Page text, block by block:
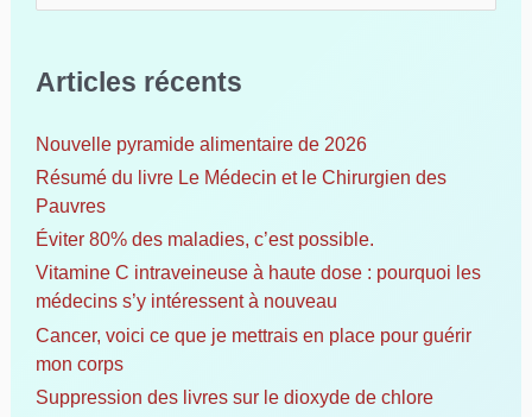
e
c
h
e
r
:
Articles récents
Nouvelle pyramide alimentaire de 2026
Résumé du livre Le Médecin et le Chirurgien des
Pauvres
Éviter 80% des maladies, c’est possible.
Vitamine C intraveineuse à haute dose : pourquoi les
médecins s’y intéressent à nouveau
Cancer, voici ce que je mettrais en place pour guérir
mon corps
Suppression des livres sur le dioxyde de chlore